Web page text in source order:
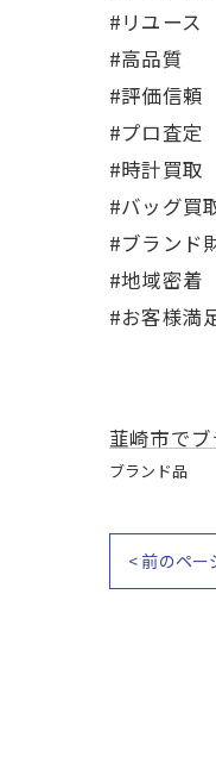
#リユース
#高品質
#評価信頼
#プロ査定
#時計買取
#バッグ買
#ブランド
#地域密着
#お客様満
韮崎市で
ブランド品
< 前のペー